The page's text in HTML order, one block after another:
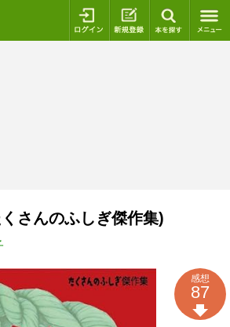
ログイン 新規登録
さんのふしぎ傑作集)
感想
87